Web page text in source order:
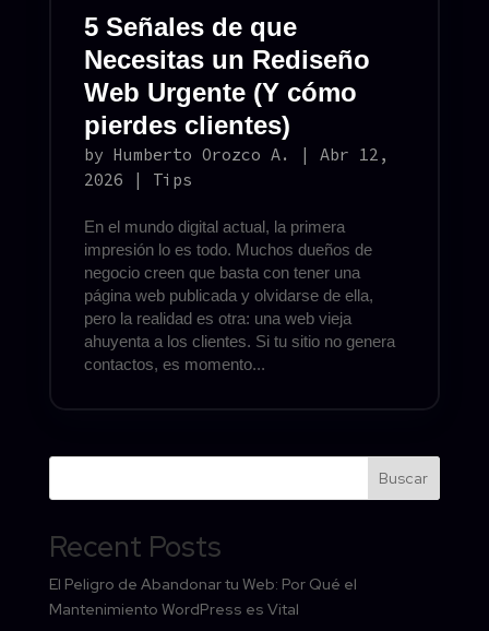
5 Señales de que
Necesitas un Rediseño
Web Urgente (Y cómo
pierdes clientes)
by Humberto Orozco A. | Abr 12,
2026 | Tips
En el mundo digital actual, la primera
impresión lo es todo. Muchos dueños de
negocio creen que basta con tener una
página web publicada y olvidarse de ella,
pero la realidad es otra: una web vieja
ahuyenta a los clientes. Si tu sitio no genera
contactos, es momento...
Buscar
Recent Posts
El Peligro de Abandonar tu Web: Por Qué el
Mantenimiento WordPress es Vital